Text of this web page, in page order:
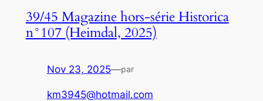
39/45 Magazine hors-série Historica
n°107 (Heimdal, 2025)
Nov 23, 2025—par
km3945@hotmail.com